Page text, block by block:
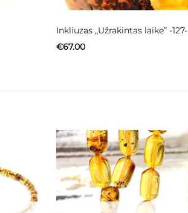
Inkliuzas „Užrakintas laike” -127-
€67.00